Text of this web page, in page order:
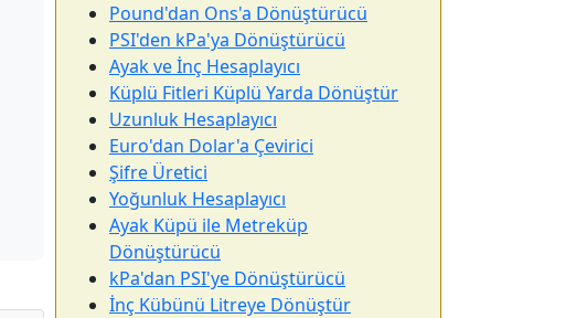
Pound'dan Ons'a Dönüştürücü
PSI'den kPa'ya Dönüştürücü
Ayak ve İnç Hesaplayıcı
Küplü Fitleri Küplü Yarda Dönüştür
Uzunluk Hesaplayıcı
Euro'dan Dolar'a Çevirici
Şifre Üretici
Yoğunluk Hesaplayıcı
Ayak Küpü ile Metreküp
Dönüştürücü
kPa'dan PSI'ye Dönüştürücü
İnç Kübünü Litreye Dönüştür